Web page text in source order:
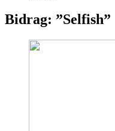
Bidrag: ”Selfish”